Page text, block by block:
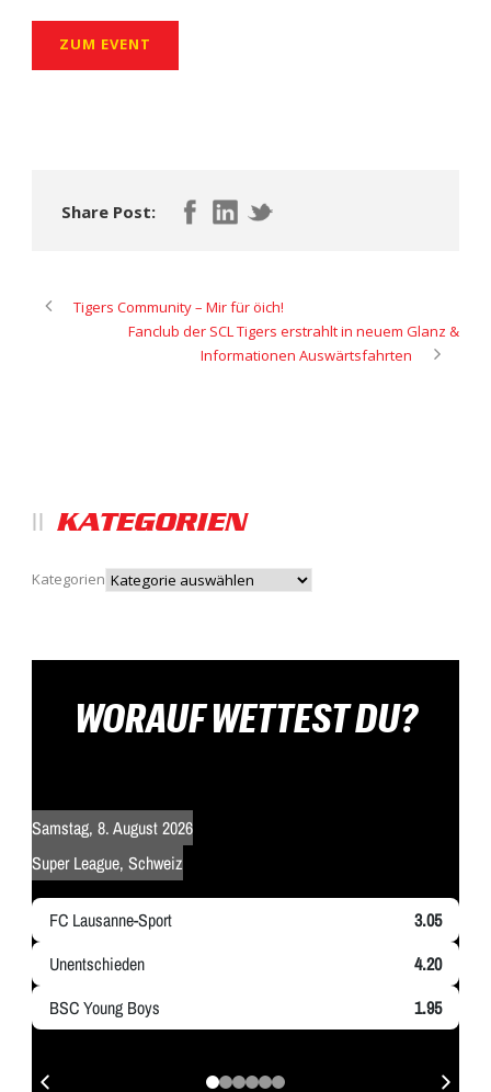
ZUM EVENT
Share Post:
Tigers Community – Mir für öich!
Fanclub der SCL Tigers erstrahlt in neuem Glanz &
Informationen Auswärtsfahrten
KATEGORIEN
Kategorien